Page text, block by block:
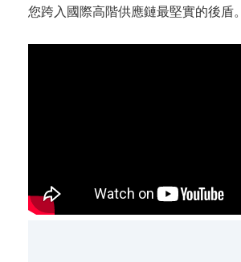
您跨入國際高階供應鏈最堅實的後盾。